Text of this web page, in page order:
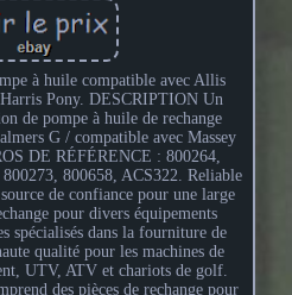
à huile compatible avec Allis
Pony. DESCRIPTION Un
de pompe à huile de rechange
G / compatible avec Massey
DE RÉFÉRENCE : 800264,
800658, ACS322. Reliable
de confiance pour une large
pour divers équipements
spécialisés dans la fourniture de
qualité pour les machines de
UTV, ATV et chariots de golf.
des pièces de rechange pour